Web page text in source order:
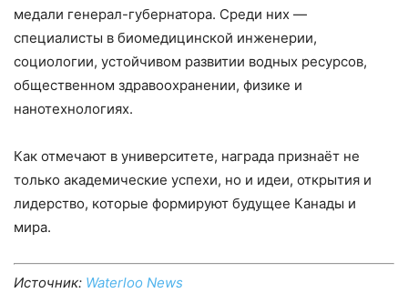
медали генерал-губернатора. Среди них —
специалисты в биомедицинской инженерии,
социологии, устойчивом развитии водных ресурсов,
общественном здравоохранении, физике и
нанотехнологиях.
Как отмечают в университете, награда признаёт не
только академические успехи, но и идеи, открытия и
лидерство, которые формируют будущее Канады и
мира.
Источник: Waterloo News